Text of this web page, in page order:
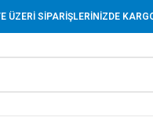
ÜZERİ SİPARİŞLERİNİZDE